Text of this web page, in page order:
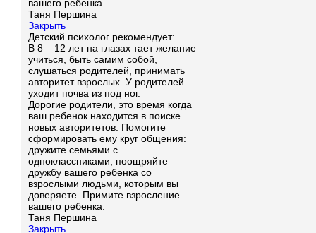
вашего ребенка.
Таня Першина
Закрыть
Детский психолог рекомендует:
В 8 – 12 лет на глазах тает желание
учиться, быть самим собой,
слушаться родителей, принимать
авторитет взрослых. У родителей
уходит почва из под ног.
Дорогие родители, это время когда
ваш ребенок находится в поиске
новых авторитетов. Помогите
сформировать ему круг общения:
дружите семьями с
одноклассниками, поощряйте
дружбу вашего ребенка со
взрослыми людьми, которым вы
доверяете. Примите взросление
вашего ребенка.
Таня Першина
Закрыть